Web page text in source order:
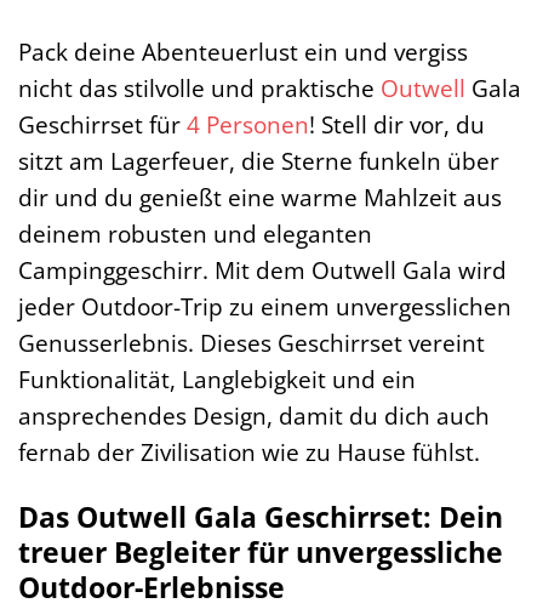
Pack deine Abenteuerlust ein und vergiss
nicht das stilvolle und praktische Outwell Gala
Geschirrset für4 Personen! Stell dir vor, du
sitzt am Lagerfeuer, die Sterne funkeln über
dir und du genießt eine warme Mahlzeit aus
deinem robusten und eleganten
Campinggeschirr. Mit dem Outwell Gala wird
jeder Outdoor-Trip zu einem unvergesslichen
Genusserlebnis. Dieses Geschirrset vereint
Funktionalität, Langlebigkeit und ein
ansprechendes Design, damit du dich auch
fernab der Zivilisation wie zu Hause fühlst.
Das Outwell Gala Geschirrset: Dein
treuer Begleiter für unvergessliche
Outdoor-Erlebnisse